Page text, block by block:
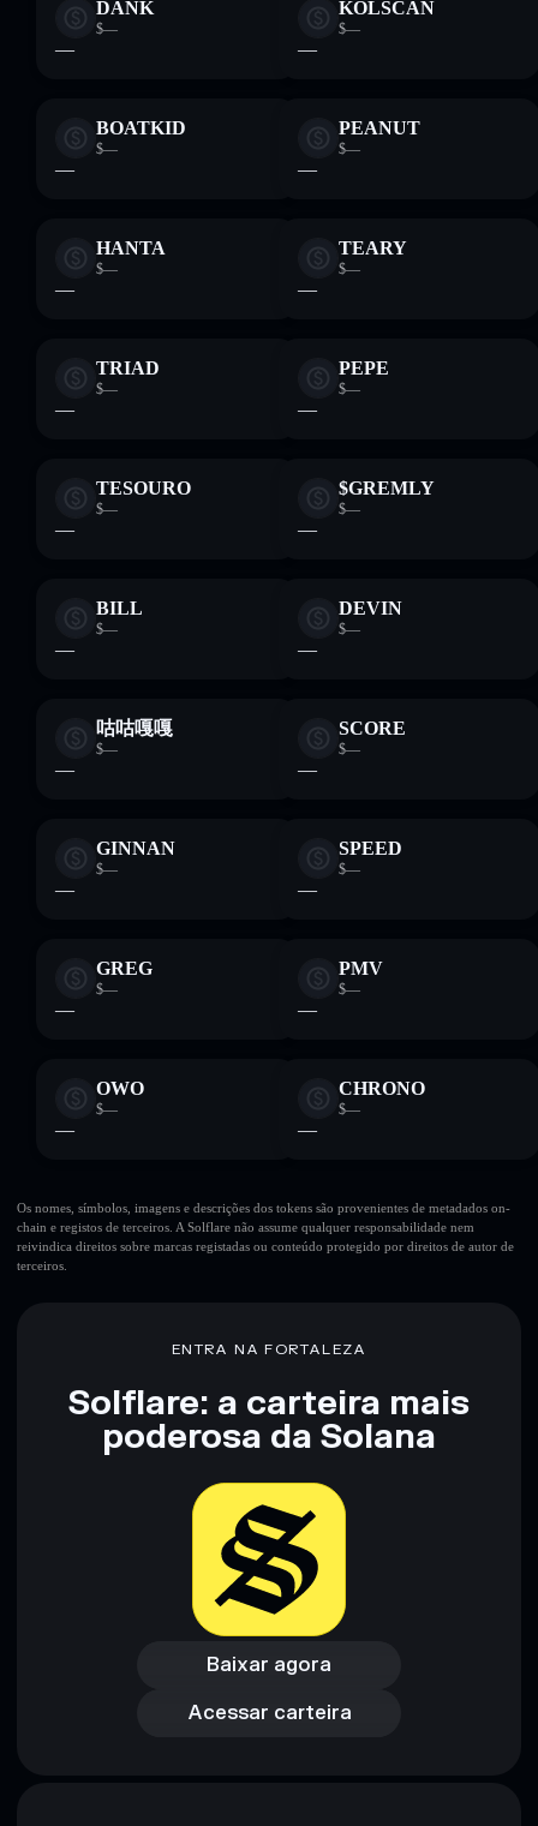
DANK
$—
—
KOLSCAN
$—
—
BOATKID
$—
—
PEANUT
$—
—
HANTA
$—
—
TEARY
$—
—
TRIAD
$—
—
PEPE
$—
—
TESOURO
$—
—
$GREMLY
$—
—
BILL
$—
—
DEVIN
$—
—
咕咕嘎嘎
$—
—
SCORE
$—
—
GINNAN
$—
—
SPEED
$—
—
GREG
$—
—
PMV
$—
—
OWO
$—
—
CHRONO
$—
—
Os nomes, símbolos, imagens e descrições dos tokens são provenientes de metadados on-
chain e registos de terceiros. A Solflare não assume qualquer responsabilidade nem
reivindica direitos sobre marcas registadas ou conteúdo protegido por direitos de autor de
terceiros.
ENTRA NA FORTALEZA
Solflare: a carteira mais
poderosa da Solana
Baixar agora
Baixar agora
Acessar carteira
Acessar carteira